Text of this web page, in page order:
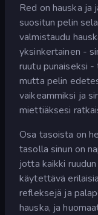
Red on hauska ja
suositun pelin
valmistaudu
yksinkertainen -
ruutu punaiseksi
mutta pelin
vaikeammiksi ja
miettiäksesi
Osa tasoista on
tasolla sinun on
jotta kaikki
käytettävä
refleksejä ja
hauska, ja